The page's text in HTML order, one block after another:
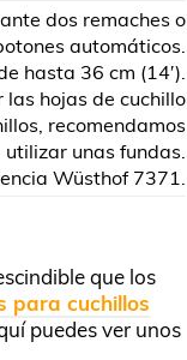
dos remaches o
automáticos.
hasta 36 cm (14′).
las hojas de cuchillo
recomendamos
utilizar unas fundas.
Wüsthof 7371.
que los
para cuchillos
puedes ver unos